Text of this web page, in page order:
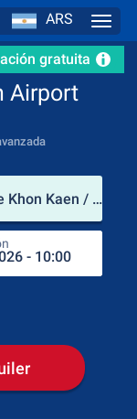
ARS
gratuita
Airport
Khon Kaen Airport (Provincia de Khon Kaen / Tailandia)